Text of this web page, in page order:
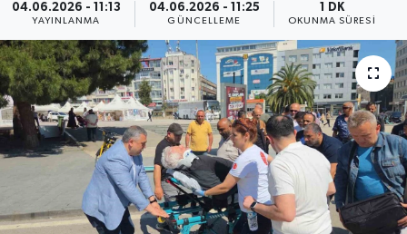
04.06.2026 - 11:13
YAYINLANMA
04.06.2026 - 11:25
GÜNCELLEME
1 DK
OKUNMA SÜRESI
ÇEVRE
Dış Haberler
Dünya
EĞİTİM
EKONOMİ